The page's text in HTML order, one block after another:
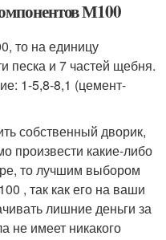
М100
то на единицу
песка и 7 частей щебня.
1-5,8-8,1 (цемент-
собственный дворик,
произвести какие-либо
то лучшим выбором
, так как его на ваши
лишние деньги за
не имеет никакого